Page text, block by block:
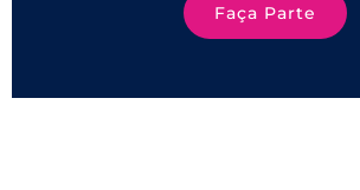
Faça Parte